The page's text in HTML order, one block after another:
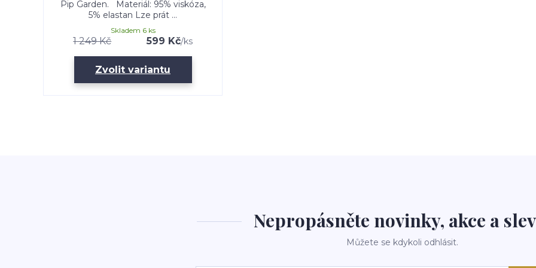
Pip Garden. Materiál: 95% viskóza,
5% elastan Lze prát ...
1 249 Kč 599 Kč/ks
Skladem 6 ks
Zvolit variantu
Nepropásněte novinky, akce a
Můžete se kdykoli odhlásit.